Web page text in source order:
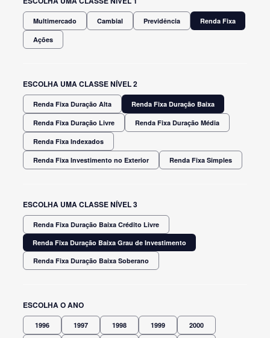
Multimercado Cambial Previdência Renda Fixa
Ações
ESCOLHA UMA CLASSE NÍVEL 2
Renda Fixa Duração Alta Renda Fixa Duração Baixa
Renda Fixa Duração Livre Renda Fixa Duração Média
Renda Fixa Indexados
Renda Fixa Investimento no Exterior Renda Fixa Simples
ESCOLHA UMA CLASSE NÍVEL 3
Renda Fixa Duração Baixa Crédito Livre
Renda Fixa Duração Baixa Grau de Investimento
Renda Fixa Duração Baixa Soberano
ESCOLHA O ANO
1996 1997 1998 1999 2000